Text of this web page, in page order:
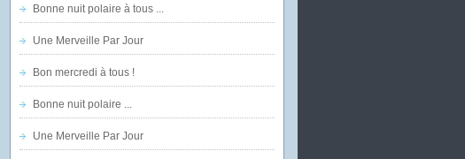
Bonne nuit polaire à tous ...
Une Merveille Par Jour
Bon mercredi à tous !
Bonne nuit polaire ...
Une Merveille Par Jour